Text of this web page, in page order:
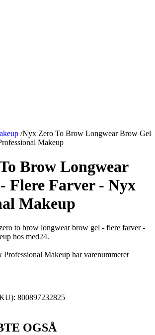
/Nyx Zero To Brow Longwear Brow Gel
Makeup
Brow Longwear
Flere Farver - Nyx
Makeup
to brow longwear brow gel - flere farver -
hos med24.
Makeup har varenummeret
800897232825
OGSÅ